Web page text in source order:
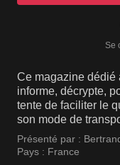
Se
Ce magazine dédié
informe, décrypte,
tente de faciliter le
son mode de
continue de se faire
bien auprès des
Présenté par :
Pays : France